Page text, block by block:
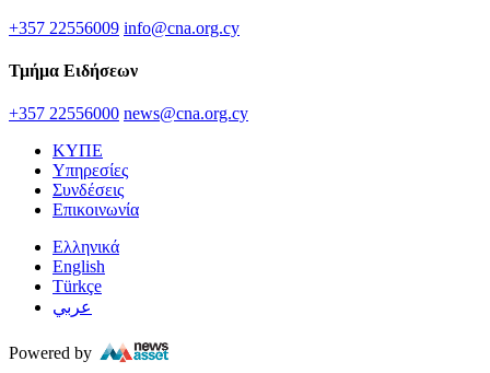
+357 22556009 info@cna.org.cy
Τμήμα Ειδήσεων
+357 22556000 news@cna.org.cy
ΚΥΠΕ
Υπηρεσίες
Συνδέσεις
Επικοινωνία
Ελληνικά
English
Türkçe
عربي
Powered by